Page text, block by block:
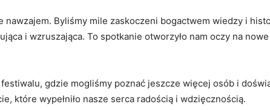
Byliśmy mile zaskoczeni bogactwem wiedzy i
i wzruszająca.⁣ To spotkanie otworzyło⁢ nam ⁤oczy na
‍gdzie mogliśmy poznać ⁤jeszcze więcej osób‌ i
które wypełniło nasze serca radością i wdzięcznością.